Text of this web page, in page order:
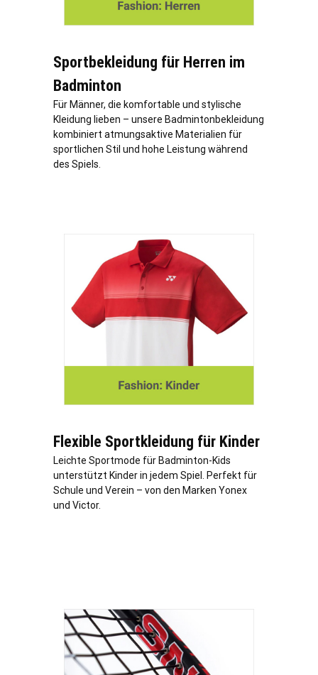
Sportbekleidung für Herren im
Badminton
Für Männer, die komfortable und stylische
Kleidung lieben – unsere Badmintonbekleidung
kombiniert atmungsaktive Materialien für
sportlichen Stil und hohe Leistung während
des Spiels.
Flexible Sportkleidung für Kinder
Leichte Sportmode für Badminton-Kids
unterstützt Kinder in jedem Spiel. Perfekt für
Schule und Verein – von den Marken Yonex
und Victor.